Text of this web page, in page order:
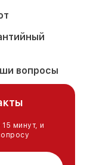
вопросы
минут, и